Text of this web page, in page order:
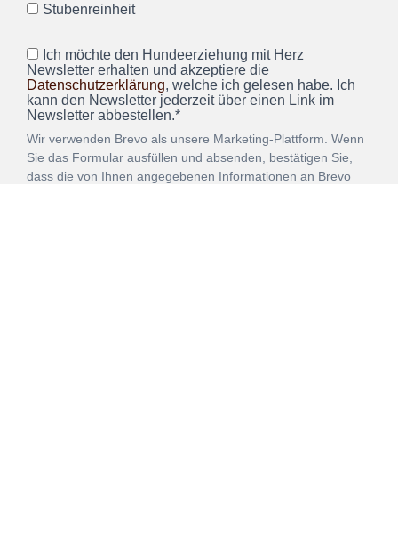
Stubenreinheit
Ich möchte den Hundeerziehung mit Herz
Newsletter erhalten und akzeptiere die
Datenschutzerklärung, welche ich gelesen habe. Ich
kann den Newsletter jederzeit über einen Link im
Newsletter abbestellen.*
Wir verwenden Brevo als unsere Marketing-Plattform. Wenn
Sie das Formular ausfüllen und absenden, bestätigen Sie,
dass die von Ihnen angegebenen Informationen an Brevo